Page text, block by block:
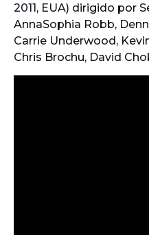
2011, EUA) dirigido por
AnnaSophia Robb,
Carrie Underwood,
Chris Brochu, David